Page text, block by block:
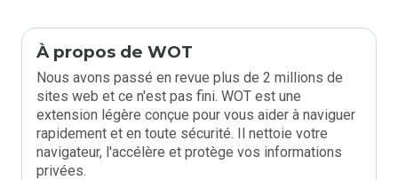
À propos de WOT
Nous avons passé en revue plus de 2 millions de
sites web et ce n'est pas fini. WOT est une
extension légère conçue pour vous aider à naviguer
rapidement et en toute sécurité. Il nettoie votre
navigateur, l'accélère et protège vos informations
privées.